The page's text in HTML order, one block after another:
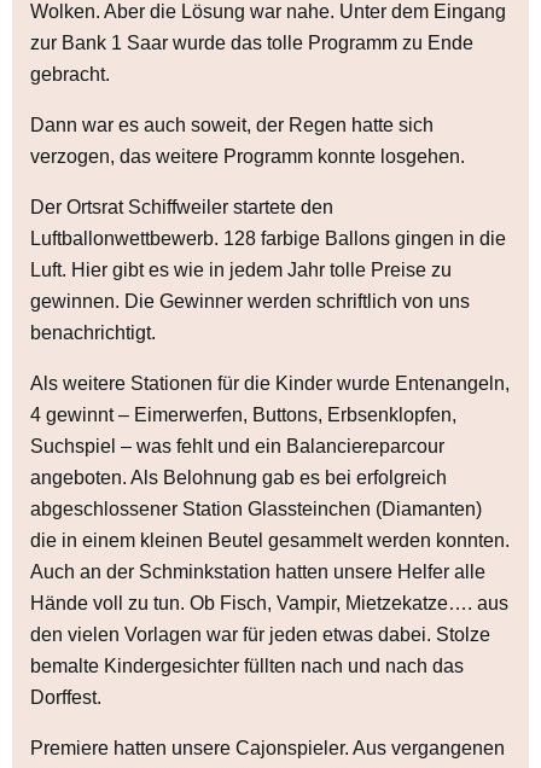
Wolken. Aber die Lösung war nahe. Unter dem Eingang
zur Bank 1 Saar wurde das tolle Programm zu Ende
gebracht.
Dann war es auch soweit, der Regen hatte sich
verzogen, das weitere Programm konnte losgehen.
Der Ortsrat Schiffweiler startete den
Luftballonwettbewerb. 128 farbige Ballons gingen in die
Luft. Hier gibt es wie in jedem Jahr tolle Preise zu
gewinnen. Die Gewinner werden schriftlich von uns
benachrichtigt.
Als weitere Stationen für die Kinder wurde Entenangeln,
4 gewinnt – Eimerwerfen, Buttons, Erbsenklopfen,
Suchspiel – was fehlt und ein Balanciereparcour
angeboten. Als Belohnung gab es bei erfolgreich
abgeschlossener Station Glassteinchen (Diamanten)
die in einem kleinen Beutel gesammelt werden konnten.
Auch an der Schminkstation hatten unsere Helfer alle
Hände voll zu tun. Ob Fisch, Vampir, Mietzekatze…. aus
den vielen Vorlagen war für jeden etwas dabei. Stolze
bemalte Kindergesichter füllten nach und nach das
Dorffest.
Premiere hatten unsere Cajonspieler. Aus vergangenen